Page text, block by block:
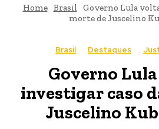
Home Brasil
Governo Lula
morte de Juscelino
Brasil Destaques
Governo
investigar caso
Juscelino